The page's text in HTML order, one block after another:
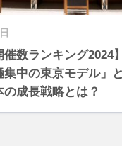
催数ランキング2024
集中の東京モデル」
の成長戦略とは？